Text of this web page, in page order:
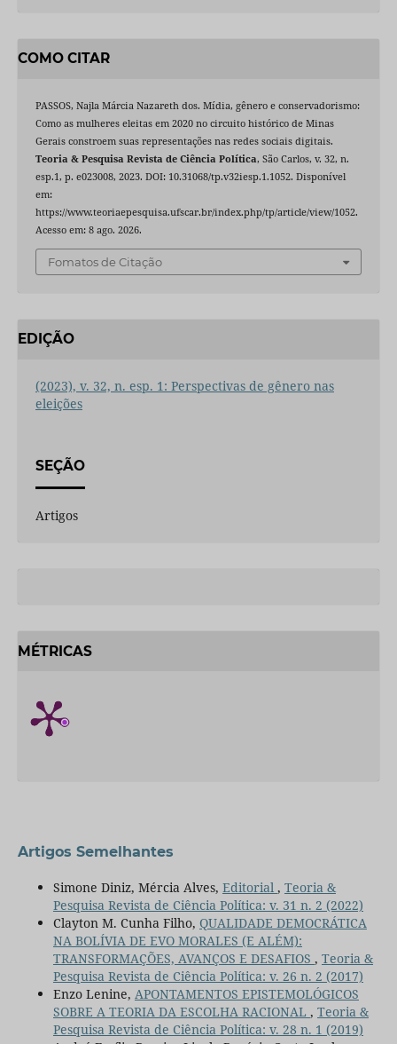
COMO CITAR
PASSOS, Najla Márcia Nazareth dos. Mídia, gênero e conservadorismo:
Como as mulheres eleitas em 2020 no circuito histórico de Minas
Gerais constroem suas representações nas redes sociais digitais.
Teoria & Pesquisa Revista de Ciência Política, São Carlos, v. 32, n.
esp.1, p. e023008, 2023. DOI: 10.31068/tp.v32iesp.1.1052. Disponível
em:
https://www.teoriaepesquisa.ufscar.br/index.php/tp/article/view/1052.
Acesso em: 8 ago. 2026.
Fomatos de Citação
EDIÇÃO
(2023), v. 32, n. esp. 1: Perspectivas de gênero nas
eleições
SEÇÃO
Artigos
MÉTRICAS
Artigos Semelhantes
Simone Diniz, Mércia Alves, Editorial , Teoria &
Pesquisa Revista de Ciência Política: v. 31 n. 2 (2022)
Clayton M. Cunha Filho, QUALIDADE DEMOCRÁTICA
NA BOLÍVIA DE EVO MORALES (E ALÉM):
TRANSFORMAÇÕES, AVANÇOS E DESAFIOS , Teoria &
Pesquisa Revista de Ciência Política: v. 26 n. 2 (2017)
Enzo Lenine, APONTAMENTOS EPISTEMOLÓGICOS
SOBRE A TEORIA DA ESCOLHA RACIONAL , Teoria &
Pesquisa Revista de Ciência Política: v. 28 n. 1 (2019)